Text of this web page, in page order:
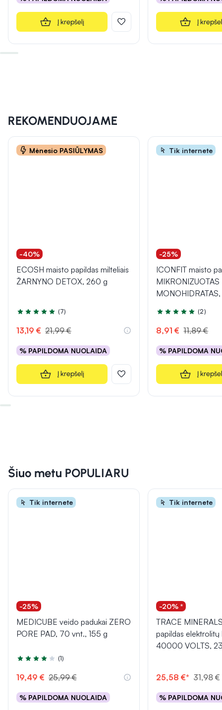
Į krepšelį Į
REKOMENDUOJAME
Mėnesio PASIŪLYMAS
-40%
ECOSH maisto papildas milteliais
ŽARNYNO DETOX, 260 g
Įvertinimas 4.7 iš 5
(7)
13,19 € 21,99 €
% PAPILDOMA NUOLAIDA
Į krepšelį
Tik internete
-25%
ICONFIT maisto
MIKRONIZUOTAS
Įvertinimas 5.0 iš 5
(2)
8,91 € 11,89 €
% PAPILDOMA
Į
Šiuo metu POPULIARU
Tik internete
-25%
MEDICUBE veido padukai ZERO
PORE PAD, 70 vnt., 155 g
Įvertinimas 4.0 iš 5
(1)
19,49 € 25,99 €
% PAPILDOMA NUOLAIDA
Tik internete
-20% *
TRACE
papildas elektrolitų
40000 VOLTS,
25,58 €* 31,98 €
% PAPILDOMA